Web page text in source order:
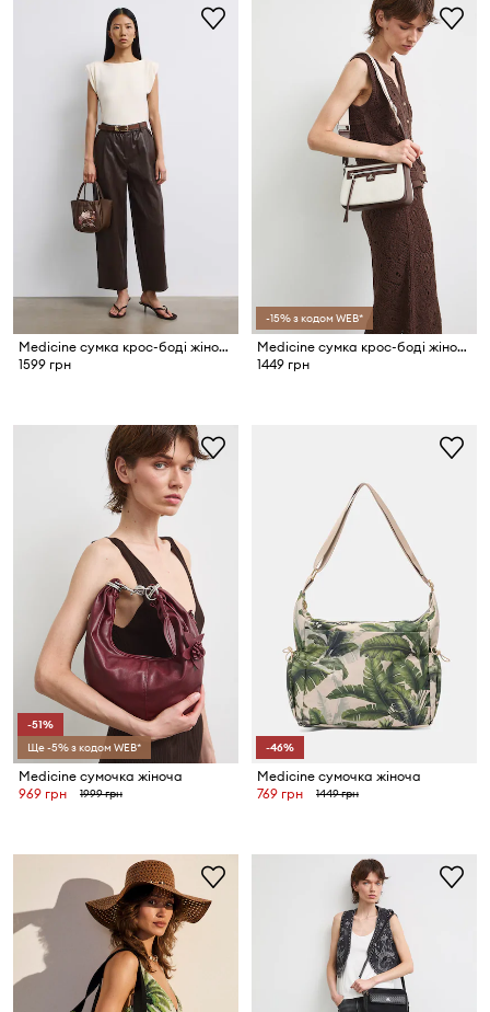
Medicine сумка крос-боді жіноча
1599 грн
-15% з кодом WEB*
Medicine сумка крос-боді жіноча
1449 грн
-51%
Ще -5% з кодом WEB*
Medicine сумочка жіноча
969 грн
1999 грн
-46%
Medicine сумочка жіноча
769 грн
1449 грн